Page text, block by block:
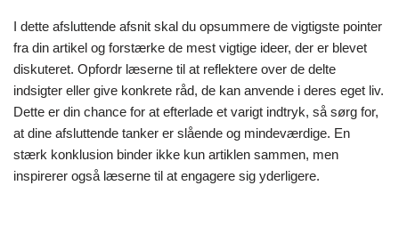
I dette afsluttende afsnit skal du opsummere de vigtigste pointer
fra din artikel og forstærke de mest vigtige ideer, der er blevet
diskuteret. Opfordr læserne til at reflektere over de delte
indsigter eller give konkrete råd, de kan anvende i deres eget liv.
Dette er din chance for at efterlade et varigt indtryk, så sørg for,
at dine afsluttende tanker er slående og mindeværdige. En
stærk konklusion binder ikke kun artiklen sammen, men
inspirerer også læserne til at engagere sig yderligere.